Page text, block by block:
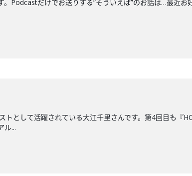
。Podcastだけでお送りする”そういえば”のお話は…最近
トとして活躍されている大江千里さんです。第4回目も『
ル...